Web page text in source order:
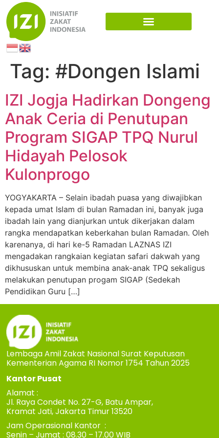
Tag: #Dongen Islami
IZI Jogja Hadirkan Dongeng
Anak Ceria di Penutupan
Program SIGAP TPQ Nurul
Hidayah Pelosok
Kulonprogo
YOGYAKARTA – Selain ibadah puasa yang diwajibkan
kepada umat Islam di bulan Ramadan ini, banyak juga
ibadah lain yang dianjurkan untuk dikerjakan dalam
rangka mendapatkan keberkahan bulan Ramadan. Oleh
karenanya, di hari ke-5 Ramadan LAZNAS IZI
mengadakan rangkaian kegiatan safari dakwah yang
dikhususkan untuk membina anak-anak TPQ sekaligus
melakukan penutupan progam SIGAP (Sedekah
Pendidikan Guru […]
Lembaga Amil Zakat Nasional Surat Keputusan
Kementerian Agama RI Nomor 1754 Tahun 2025
Kantor Pusat
Alamat :
Jl. Raya Condet No. 27-G, Batu Ampar,
Kramat Jati, Jakarta Timur 13520
Jam Operasional Kantor :
Senin – Jumat : 08.30 – 17.00 WIB